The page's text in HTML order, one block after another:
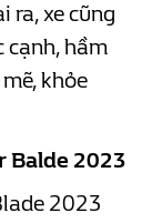
ra, xe cũng
cạnh, hầm
khỏe
Balde 2023
2023